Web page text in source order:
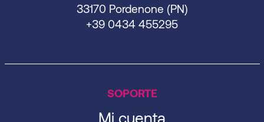
33170 Pordenone (PN)
+39 0434 455295
SOPORTE
Mi cuenta